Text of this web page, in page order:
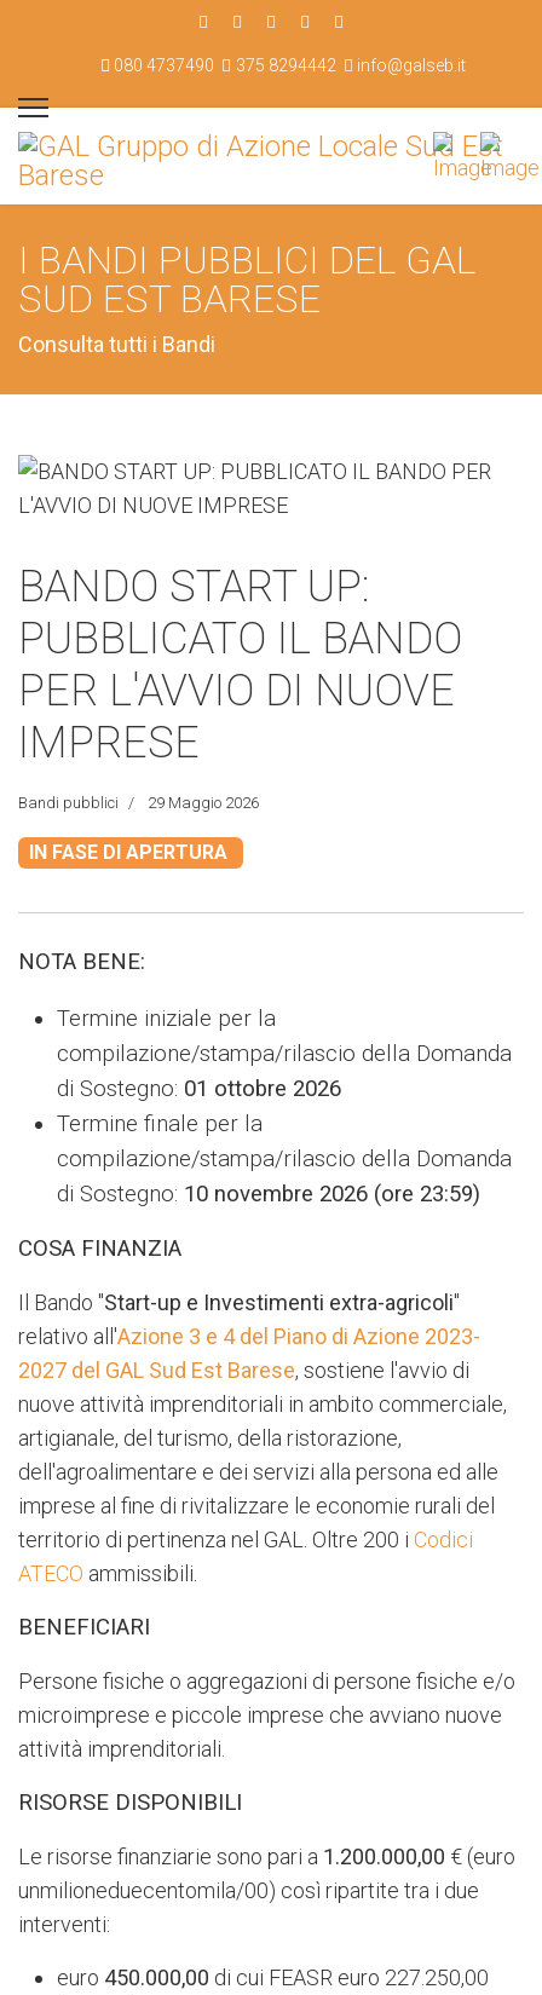
080 4737490 375 8294442 info@galseb.it
I BANDI PUBBLICI DEL GAL
SUD EST BARESE
Consulta tutti i Bandi
BANDO START UP:
PUBBLICATO IL BANDO
PER L'AVVIO DI NUOVE
IMPRESE
Bandi pubblici 29 Maggio 2026
IN FASE DI APERTURA
NOTA BENE:
Termine iniziale per la
compilazione/stampa/rilascio della Domanda
di Sostegno: 01 ottobre 2026
Termine finale per la
compilazione/stampa/rilascio della Domanda
di Sostegno: 10 novembre 2026 (ore 23:59)
COSA FINANZIA
Il Bando "Start-up e Investimenti extra-agricoli"
relativo all'Azione 3 e 4 del Piano di Azione 2023-
2027 del GAL Sud Est Barese, sostiene l'avvio di
nuove attività imprenditoriali in ambito commerciale,
artigianale, del turismo, della ristorazione,
dell'agroalimentare e dei servizi alla persona ed alle
imprese al fine di rivitalizzare le economie rurali del
territorio di pertinenza nel GAL. Oltre 200 i Codici
ATECO ammissibili.
BENEFICIARI
Persone fisiche o aggregazioni di persone fisiche e/o
microimprese e piccole imprese che avviano nuove
attività imprenditoriali.
RISORSE DISPONIBILI
Le risorse finanziarie sono pari a 1.200.000,00 € (euro
unmilioneduecentomila/00) così ripartite tra i due
interventi:
euro 450.000,00 di cui FEASR euro 227.250,00